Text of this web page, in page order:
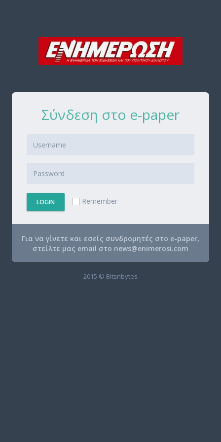
Σύνδεση στο e-paper
LOGIN Remember
Για να γίνετε και εσείς συνδρομητές στο e-paper,
στείλτε μας email στο news@enimerosi.com
2015 © Bitsnbytes